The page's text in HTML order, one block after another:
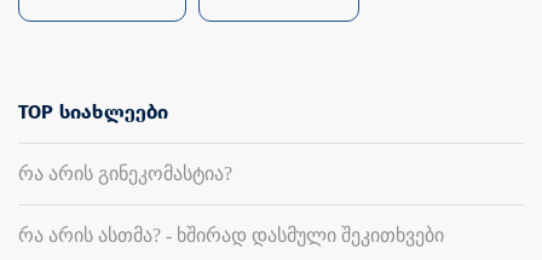
TOP სიახლეები
რა არის გინეკომასტია?
რა არის ასთმა? - ხშირად დასმული შეკითხვები